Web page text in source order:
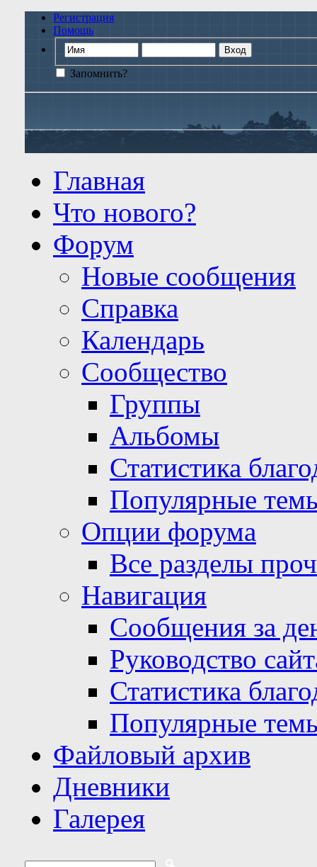
Регистрация
Помощь
Запомнить?
Главная
Что нового?
Форум
Новые сообщения
Справка
Календарь
Сообщество
Группы
Альбомы
Статистика
Популярные
Опции форума
Все разделы
Навигация
Сообщения за
Руководство
Статистика
Популярные
Файловый архив
Дневники
Галерея